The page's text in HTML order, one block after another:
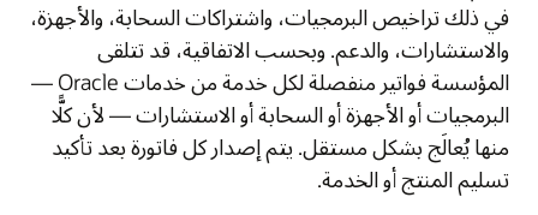
في ذلك تراخيص البرمجيات، واشتراكات السحابة، والأجهزة،
والاستشارات، والدعم. وبحسب الاتفاقية، قد تتلقى
المؤسسة فواتير منفصلة لكل خدمة من خدمات Oracle —
البرمجيات أو الأجهزة أو السحابة أو الاستشارات — لأن كلًّا
منها يُعالَج بشكل مستقل. يتم إصدار كل فاتورة بعد تأكيد
تسليم المنتج أو الخدمة.